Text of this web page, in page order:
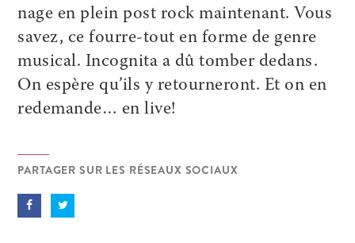
nage en plein post rock maintenant. Vous
savez, ce fourre-tout en forme de genre
musical. Incognita a dû tomber dedans.
On espère qu’ils y retourneront. Et on en
redemande… en live!
PARTAGER SUR LES RÉSEAUX SOCIAUX